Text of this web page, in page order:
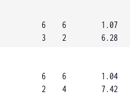
6
3
6
2
1.07
6.28
6
2
6
4
1.04
7.42